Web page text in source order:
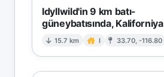
Idyllwild'in 9 km batı-
güneybatısında, Kaliforniya
15.7 km I 33.70, -116.80